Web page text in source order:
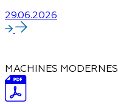
29.06.2026
MACHINES MODERNES